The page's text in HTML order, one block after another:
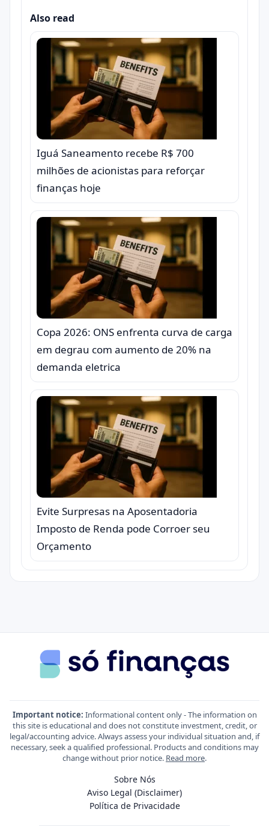
Also read
Iguá Saneamento recebe R$ 700
milhões de acionistas para reforçar
finanças hoje
Copa 2026: ONS enfrenta curva de carga
em degrau com aumento de 20% na
demanda eletrica
Evite Surpresas na Aposentadoria
Imposto de Renda pode Corroer seu
Orçamento
Important notice: Informational content only - The information on
this site is educational and does not constitute investment, credit, or
legal/accounting advice. Always assess your individual situation and, if
necessary, seek a qualified professional. Products and conditions may
change without prior notice. Read more.
Sobre Nós
Aviso Legal (Disclaimer)
Política de Privacidade